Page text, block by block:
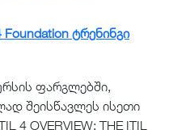
Foundation ტრენინგი
ფარგლებში,
შეისწავლეს ისეთი
4 OVERVIEW; THE ITIL